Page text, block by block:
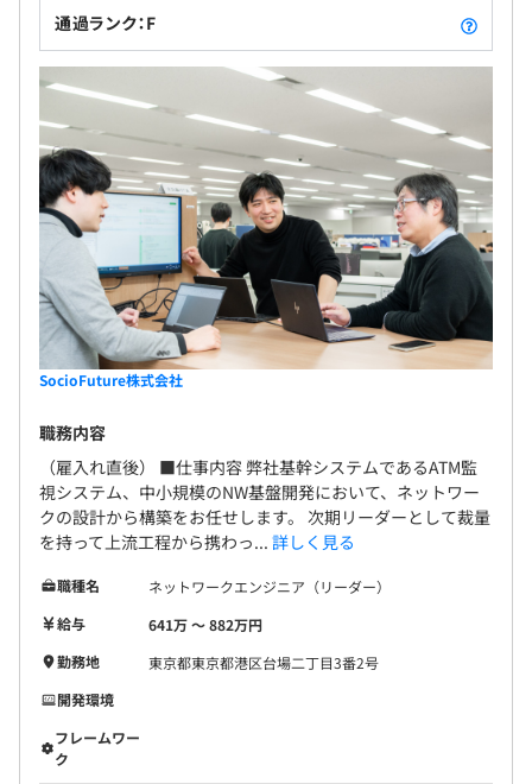
通過ランク：F
SocioFuture株式会社
職務内容
（雇入れ直後） ■仕事内容 弊社基幹システムであるATM監
視システム、中小規模のNW基盤開発において、ネットワー
クの設計から構築をお任せします。 次期リーダーとして裁量
を持って上流工程から携わっ... 詳しく見る
職種名
ネットワークエンジニア（リーダー）
給与
641万 〜 882万円
勤務地
東京都東京都港区台場二丁目3番2号
開発環境
フレームワー
ク